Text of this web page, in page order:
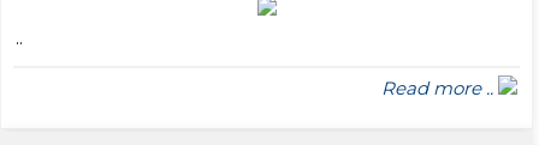
..
Read more ..